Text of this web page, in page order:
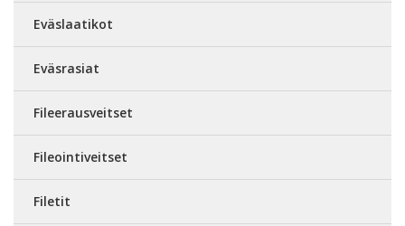
Eväslaatikot
Eväsrasiat
Fileerausveitset
Fileointiveitset
Filetit